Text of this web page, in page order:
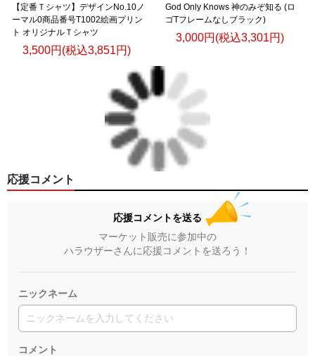
【定番Ｔシャツ】デザインNo.10ノ
ーマル0商品番号T1002絵画プリン
ト オリジナルＴシャツ
3,500円(税込3,851円)
God Only Knows 神のみぞ知る (ロ
ゴTフレームなしブラック)
3,000円(税込3,301円)
応援コメント
応援コメントを送る
マーケット販売に参加中の
ハラウザーさんに応援コメントを送ろう！
ニックネーム
コメント